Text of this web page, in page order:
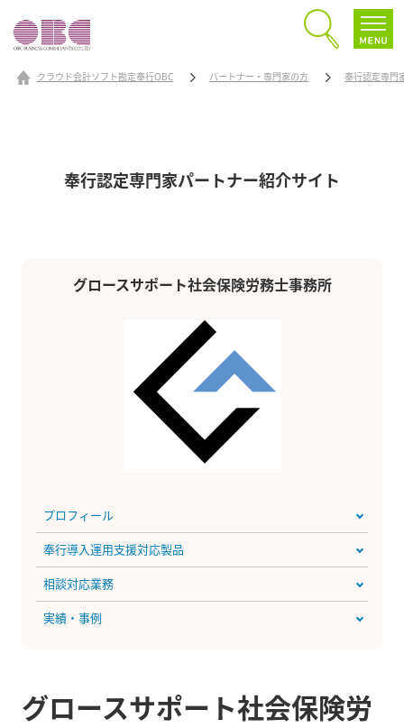
クラウド会計ソフト勘定奉行OBC パートナー・専門家の方 奉行認定専門
奉行認定専門家パートナー紹介サイト
グロースサポート社会保険労務士事務所
プロフィール
奉行導入運用支援対応製品
相談対応業務
実績・事例
グロースサポート社会保険労